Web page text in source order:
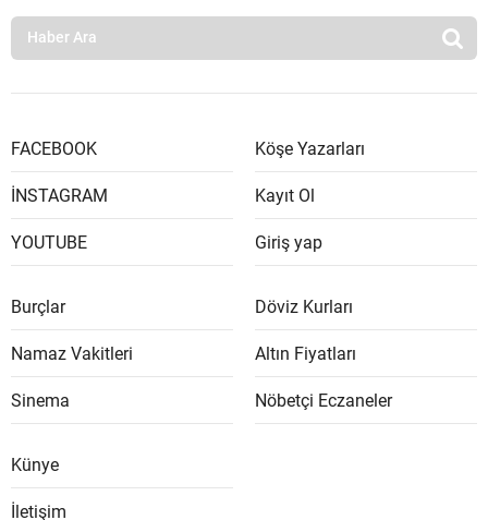
FACEBOOK
İNSTAGRAM
YOUTUBE
Köşe Yazarları
Kayıt Ol
Giriş yap
Burçlar
Namaz Vakitleri
Sinema
Döviz Kurları
Altın Fiyatları
Nöbetçi Eczaneler
Künye
İletişim